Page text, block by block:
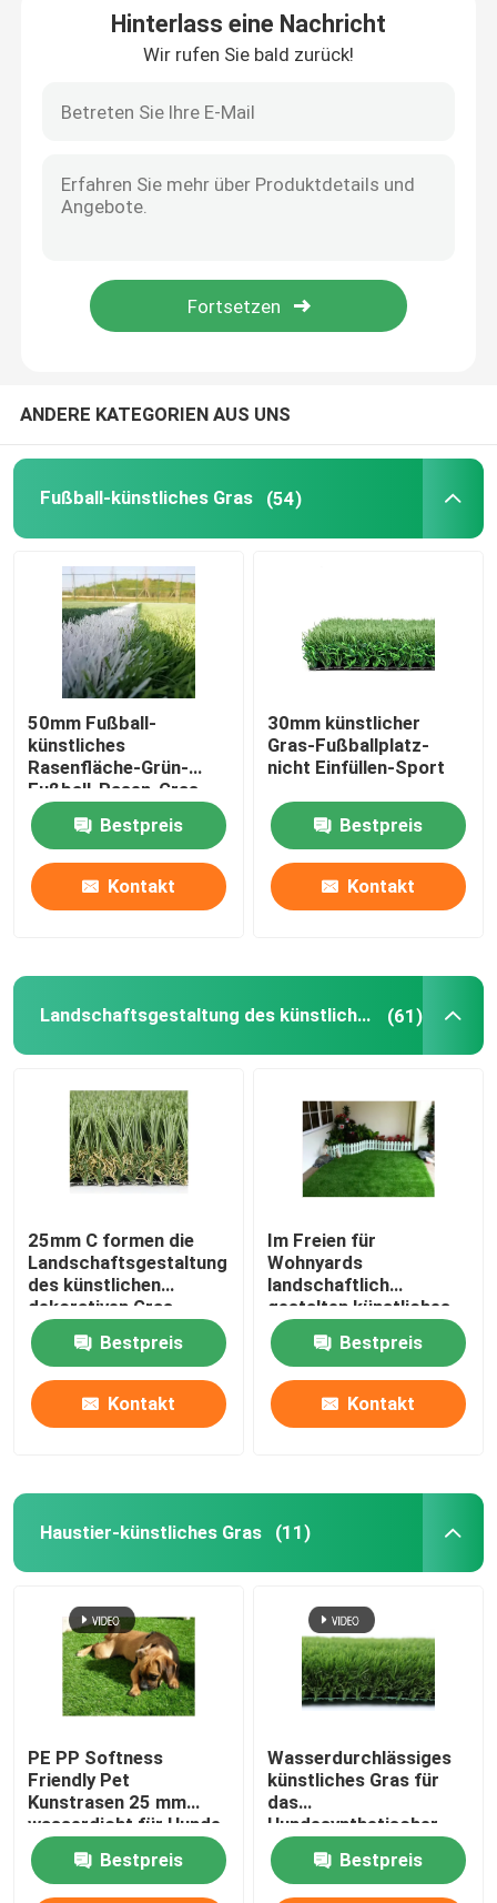
Landschaftsgestaltung des künstlichen Grases
Padel-Tennisplatz
Turnhallen-künstlicher Rasen
Hockey-künstliches Gras
Künstliche Gras-Installations-Werkzeuge
Künstliche Gras-Zusätze
Hinterlass eine Nachricht
Wir rufen Sie bald zurück!
ANDERE KATEGORIEN AUS UNS
Fußball-künstliches Gras (54)
50mm Fußball-
künstliches
Rasenfläche-Grün-
Fußball-Rasen-Gras
Bestpreis
Kontakt
30mm künstlicher
Gras-Fußballplatz-
nicht Einfüllen-Sport
Bestpreis
Kontakt
Landschaftsgestaltung des künstlichen Grases (61)
25mm C formen die
Landschaftsgestaltung
des künstlichen
dekorativen Gras-
Gartens
Bestpreis
Kontakt
Im Freien für
Wohnyards
landschaftlich
gestalten künstliches
Gras 35mm
Bestpreis
Kontakt
Haustier-künstliches Gras (11)
PE PP Softness
Friendly Pet
Kunstrasen 25 mm
wasserdicht für Hunde
4 Ton
Bestpreis
Wasserdurchlässiges
künstliches Gras für
das
Hundesynthetischer
Sand-im Freien
Gummieinfüllen
Mehrfarben
Bestpreis